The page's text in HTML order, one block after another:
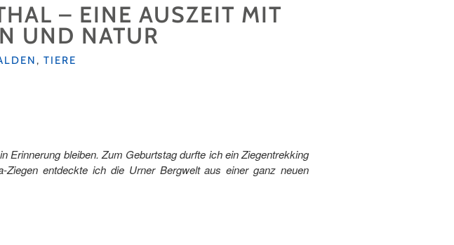
– EINE AUSZEIT MIT
UND NATUR
, TIERE
bleiben. Zum Geburtstag durfte ich ein Ziegentrekking
Ziegen entdeckte ich die Urner Bergwelt aus einer ganz neuen